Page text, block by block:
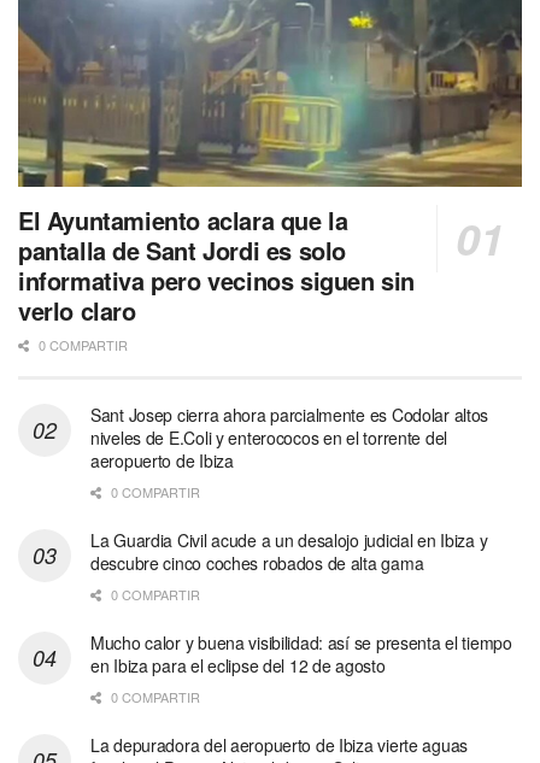
El Ayuntamiento aclara que la
pantalla de Sant Jordi es solo
informativa pero vecinos siguen sin
verlo claro
0 COMPARTIR
Sant Josep cierra ahora parcialmente es Codolar altos
niveles de E.Coli y enterococos en el torrente del
aeropuerto de Ibiza
0 COMPARTIR
La Guardia Civil acude a un desalojo judicial en Ibiza y
descubre cinco coches robados de alta gama
0 COMPARTIR
Mucho calor y buena visibilidad: así se presenta el tiempo
en Ibiza para el eclipse del 12 de agosto
0 COMPARTIR
La depuradora del aeropuerto de Ibiza vierte aguas